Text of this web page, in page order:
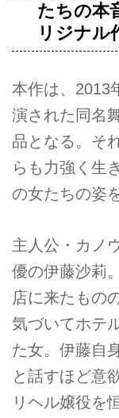
たちの本
リジナル
本作は、2013
演された同名
品となる。そ
らも力強く生
の女たちの姿
主人公・カノ
優の伊藤沙莉
店に来たもの
気づいてホテ
た女。伊藤自
と話すほど意
リヘル嬢役を